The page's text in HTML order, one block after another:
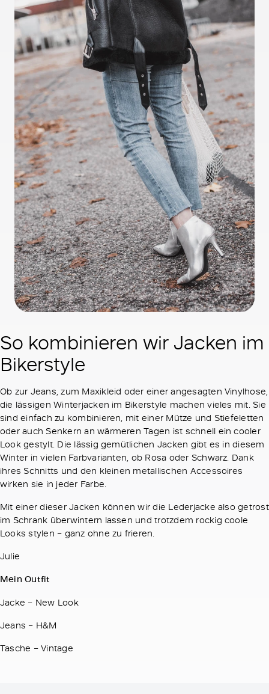
So kombinieren wir Jacken im
Bikerstyle
Ob zur Jeans, zum Maxikleid oder einer angesagten Vinylhose,
die lässigen Winterjacken im Bikerstyle machen vieles mit. Sie
sind einfach zu kombinieren, mit einer Mütze und Stiefeletten
oder auch Senkern an wärmeren Tagen ist schnell ein cooler
Look gestylt. Die lässig gemütlichen Jacken gibt es in diesem
Winter in vielen Farbvarianten, ob Rosa oder Schwarz. Dank
ihres Schnitts und den kleinen metallischen Accessoires
wirken sie in jeder Farbe.
Mit einer dieser Jacken können wir die Lederjacke also getrost
im Schrank überwintern lassen und trotzdem rockig coole
Looks stylen – ganz ohne zu frieren.
Julie
Mein Outfit
Jacke – New Look
Jeans – H&M
Tasche – Vintage